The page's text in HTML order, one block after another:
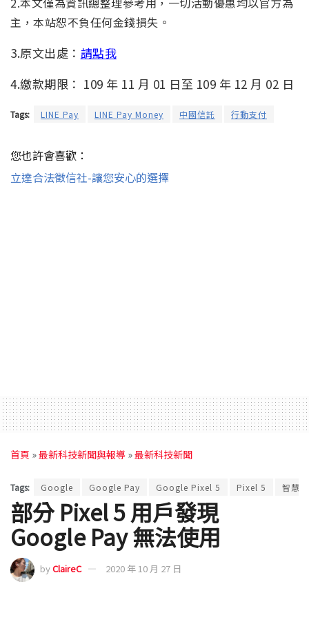
主，本站恕不負任何金錢損失。
3.原文出處： 請點我
4.繳款期限： 109 年 11 月 01 日至 109 年 12 月 02 日
Tags: LINE Pay LINE Pay Money 中國信託 行動支付
您也許會喜歡：
立達合法徵信社-讓您安心的選擇
首頁 »最新科技新聞與報導 »最新科技新聞
Tags: Google Google Pay Google Pixel 5 Pixel 5 智慧
部分 Pixel 5 用戶發現
Google Pay 無法使用
byClaireC 2020 年 10 月 27 日